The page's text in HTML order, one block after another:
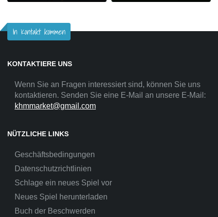
In Kontakt kommen
KONTAKTIERE UNS
Wenn Sie an Fragen interessiert sind, können Sie uns
kontaktieren. Senden Sie eine E-Mail an unsere E-Mail:
khmmarket@gmail.com
NÜTZLICHE LINKS
Geschäftsbedingungen
Datenschutzrichtlinien
Schlage ein neues Spiel vor
Neues Spiel herunterladen
Buch der Beschwerden